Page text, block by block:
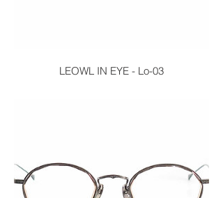
LEOWL IN EYE - Lo-03